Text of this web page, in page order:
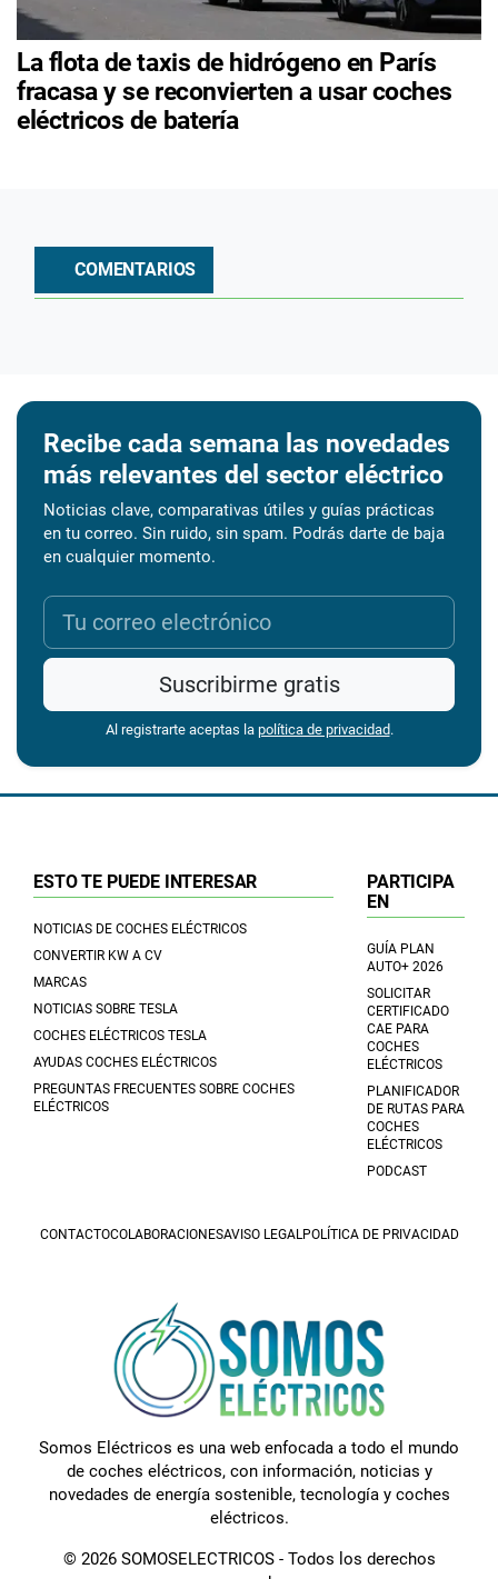
La flota de taxis de hidrógeno en París
fracasa y se reconvierten a usar coches
eléctricos de batería
COMENTARIOS
Recibe cada semana las novedades
más relevantes del sector eléctrico
Noticias clave, comparativas útiles y guías prácticas
en tu correo. Sin ruido, sin spam. Podrás darte de baja
en cualquier momento.
Suscribirme gratis
Al registrarte aceptas la política de privacidad.
ESTO TE PUEDE INTERESAR
NOTICIAS DE COCHES ELÉCTRICOS
CONVERTIR KW A CV
MARCAS
NOTICIAS SOBRE TESLA
COCHES ELÉCTRICOS TESLA
AYUDAS COCHES ELÉCTRICOS
PREGUNTAS FRECUENTES SOBRE COCHES
ELÉCTRICOS
PARTICIPA
EN
GUÍA PLAN
AUTO+ 2026
SOLICITAR
CERTIFICADO
CAE PARA
COCHES
ELÉCTRICOS
PLANIFICADOR
DE RUTAS PARA
COCHES
ELÉCTRICOS
PODCAST
CONTACTOCOLABORACIONESAVISO LEGALPOLÍTICA DE PRIVACIDAD
Somos Eléctricos es una web enfocada a todo el mundo
de coches eléctricos, con información, noticias y
novedades de energía sostenible, tecnología y coches
eléctricos.
© 2026 SOMOSELECTRICOS - Todos los derechos